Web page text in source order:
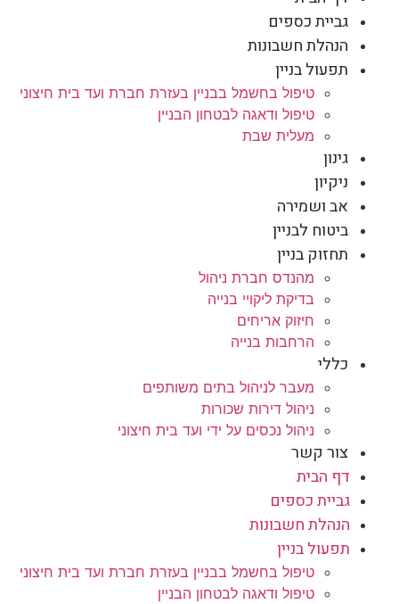
גביית כספים
הנהלת חשבונות
תפעול בניין
טיפול בחשמל בבניין בעזרת חברת ועד בית חיצוני
טיפול ודאגה לבטחון הבניין
מעלית שבת
גינון
ניקיון
אב ושמירה
ביטוח לבניין
תחזוק בניין
מהנדס חברת ניהול
בדיקת ליקויי בנייה
חיזוק אריחים
הרחבות בנייה
כללי
מעבר לניהול בתים משותפים
ניהול דירות שכורות
ניהול נכסים על ידי ועד בית חיצוני
צור קשר
דף הבית
גביית כספים
הנהלת חשבונות
תפעול בניין
טיפול בחשמל בבניין בעזרת חברת ועד בית חיצוני
טיפול ודאגה לבטחון הבניין